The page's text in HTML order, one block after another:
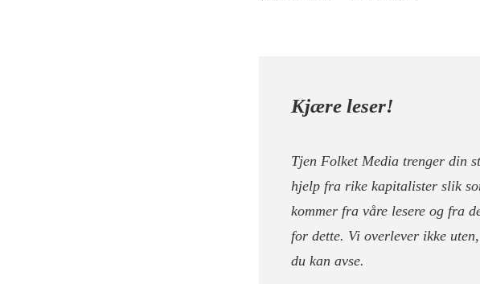
Kjære leser!
Tjen Folket Media trenger din
hjelp fra rike kapitalister slik
kommer fra våre lesere og fra
for dette. Vi overlever ikke
du kan avse.